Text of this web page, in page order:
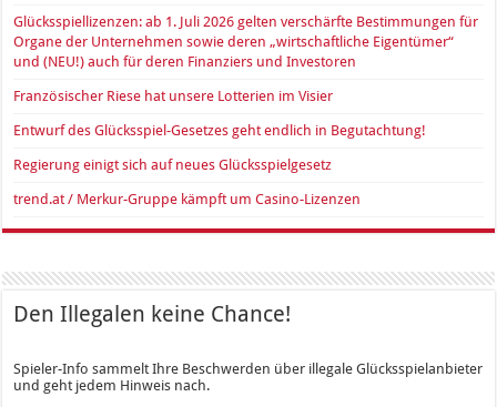
Glücksspiellizenzen: ab 1. Juli 2026 gelten verschärfte Bestimmungen für
Organe der Unternehmen sowie deren „wirtschaftliche Eigentümer“
und (NEU!) auch für deren Finanziers und Investoren
Französischer Riese hat unsere Lotterien im Visier
Entwurf des Glücksspiel-Gesetzes geht endlich in Begutachtung!
Regierung einigt sich auf neues Glücksspielgesetz
trend.at / Merkur-Gruppe kämpft um Casino-Lizenzen
Den Illegalen keine Chance!
Spieler-Info sammelt Ihre Beschwerden über illegale Glücksspielanbieter
und geht jedem Hinweis nach.